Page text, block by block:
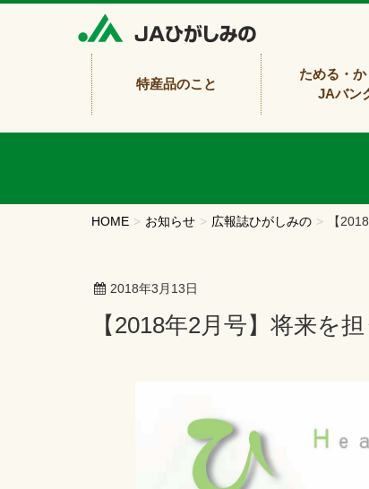
特産品のこと
ためる・か
JAバン
HOME お知らせ 広報誌ひがしみの 【
2018年3月13日
【2018年2月号】将来